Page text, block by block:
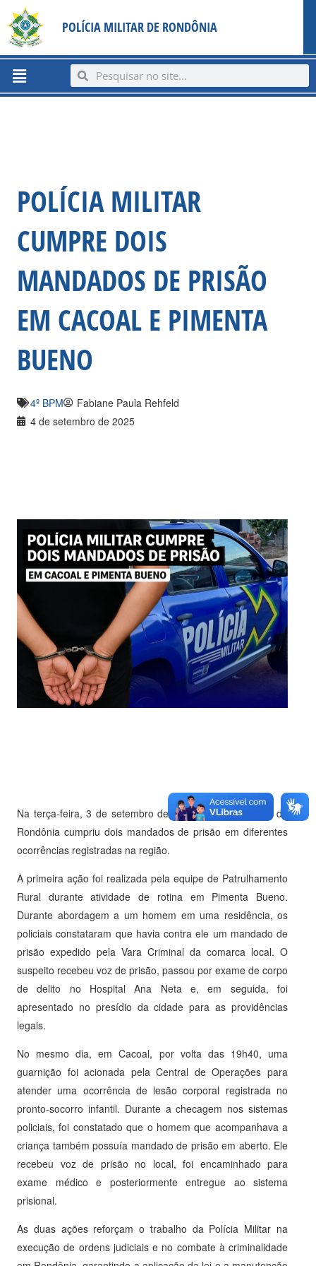
content
para
conteúdo
POLÍCIA MILITAR DE RONDÔNIA
Menu SearchSearch
POLÍCIA MILITAR
CUMPRE DOIS
MANDADOS DE PRISÃO
EM CACOAL E PIMENTA
BUENO
4º BPM
Fabiane Paula Rehfeld
4 de setembro de 2025
Na terça-feira, 3 de setembro de 2025, a Polícia Militar de
Rondônia cumpriu dois mandados de prisão em diferentes
ocorrências registradas na região.
A primeira ação foi realizada pela equipe de Patrulhamento
Rural durante atividade de rotina em Pimenta Bueno.
Durante abordagem a um homem em uma residência, os
policiais constataram que havia contra ele um mandado de
prisão expedido pela Vara Criminal da comarca local. O
suspeito recebeu voz de prisão, passou por exame de corpo
de delito no Hospital Ana Neta e, em seguida, foi
apresentado no presídio da cidade para as providências
legais.
No mesmo dia, em Cacoal, por volta das 19h40, uma
guarnição foi acionada pela Central de Operações para
atender uma ocorrência de lesão corporal registrada no
pronto-socorro infantil. Durante a checagem nos sistemas
policiais, foi constatado que o homem que acompanhava a
criança também possuía mandado de prisão em aberto. Ele
recebeu voz de prisão no local, foi encaminhado para
exame médico e posteriormente entregue ao sistema
prisional.
As duas ações reforçam o trabalho da Polícia Militar na
execução de ordens judiciais e no combate à criminalidade